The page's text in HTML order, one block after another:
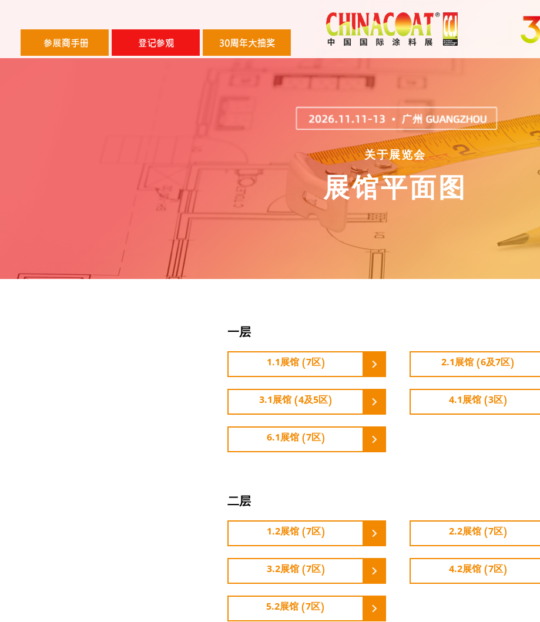
关于展览会
展馆平面图
一层
1.1展馆 (7区) 2.1展馆 (6及7区)
3.1展馆 (4及5区) 4.1展馆 (3区)
6.1展馆 (7区)
二层
1.2展馆 (7区) 2.2展馆 (7区)
3.2展馆 (7区) 4.2展馆 (7区)
5.2展馆 (7区)